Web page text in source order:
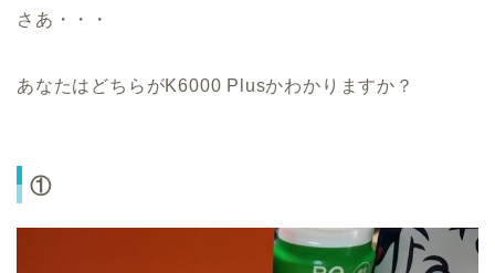
さあ・・・
あなたはどちらがK6000 Plusかわかりますか？
①